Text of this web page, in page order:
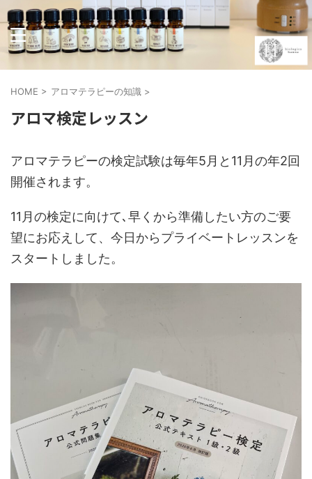
HOME > アロマテラピーの知識 >
アロマ検定レッスン
アロマテラピーの検定試験は毎年5月と11月の年2回
開催されます。
11月の検定に向けて､早くから準備したい方のご要
望にお応えして、今日からプライベートレッスンを
スタートしました。